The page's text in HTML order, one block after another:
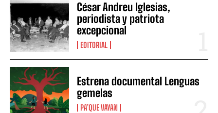
César Andreu Iglesias,
periodista y patriota
excepcional
EDITORIAL
Estrena documental Lenguas
gemelas
PA’QUE VAYAN